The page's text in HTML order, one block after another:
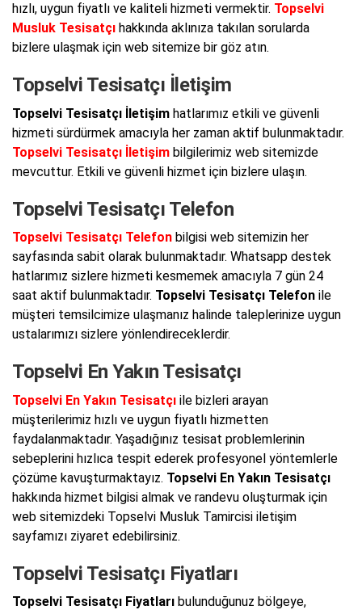
hızlı, uygun fiyatlı ve kaliteli hizmeti vermektir. Topselvi
Musluk Tesisatçı hakkında aklınıza takılan sorularda
bizlere ulaşmak için web sitemize bir göz atın.
Topselvi Tesisatçı İletişim
Topselvi Tesisatçı İletişim hatlarımız etkili ve güvenli
hizmeti sürdürmek amacıyla her zaman aktif bulunmaktadır.
Topselvi Tesisatçı İletişim bilgilerimiz web sitemizde
mevcuttur. Etkili ve güvenli hizmet için bizlere ulaşın.
Topselvi Tesisatçı Telefon
Topselvi Tesisatçı Telefon bilgisi web sitemizin her
sayfasında sabit olarak bulunmaktadır. Whatsapp destek
hatlarımız sizlere hizmeti kesmemek amacıyla 7 gün 24
saat aktif bulunmaktadır. Topselvi Tesisatçı Telefon ile
müşteri temsilcimize ulaşmanız halinde taleplerinize uygun
ustalarımızı sizlere yönlendireceklerdir.
Topselvi En Yakın Tesisatçı
Topselvi En Yakın Tesisatçı ile bizleri arayan
müşterilerimiz hızlı ve uygun fiyatlı hizmetten
faydalanmaktadır. Yaşadığınız tesisat problemlerinin
sebeplerini hızlıca tespit ederek profesyonel yöntemlerle
çözüme kavuşturmaktayız. Topselvi En Yakın Tesisatçı
hakkında hizmet bilgisi almak ve randevu oluşturmak için
web sitemizdeki Topselvi Musluk Tamircisi iletişim
sayfamızı ziyaret edebilirsiniz.
Topselvi Tesisatçı Fiyatları
Topselvi Tesisatçı Fiyatları bulunduğunuz bölgeye,